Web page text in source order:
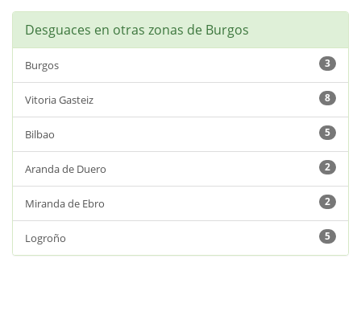
Desguaces en otras zonas de Burgos
Burgos 3
Vitoria Gasteiz 8
Bilbao 5
Aranda de Duero 2
Miranda de Ebro 2
Logroño 5